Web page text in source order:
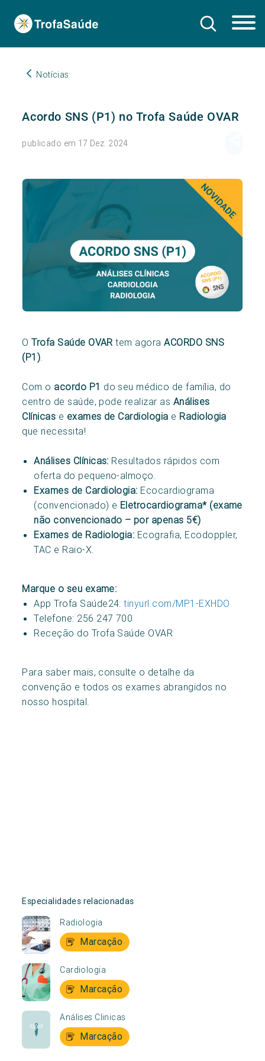
Notícias
Acordo SNS (P1) no Trofa Saúde OVAR
publicado em 17 Dez. 2024
OTrofa Saúde OVAR tem agoraACORDO SNS
(P1)
Com o acordo P1 do seu médico de família, do
centro de saúde, pode realizar as Análises
Clínicas e exames de Cardiologia e Radiologia
que necessita!
Análises Clínicas: Resultados rápidos com
oferta do pequeno-almoço.
Exames de Cardiologia: Ecocardiograma
(convencionado) e Eletrocardiograma* (exame
não convencionado – por apenas 5€)
Exames de Radiologia: Ecografia, Ecodoppler,
TAC e Raio-X.
Marque o seu exame:
App Trofa Saúde24:tinyurl.com/MP1-EXHDO
Telefone: 256 247 700
Receção do Trofa Saúde OVAR
Para saber mais, consulte o detalhe da
convenção e todos os exames abrangidos no
nosso hospital.
Especialidades relacionadas
Radiologia
Marcação
Cardiologia
Marcação
Análises Clinicas
Marcação